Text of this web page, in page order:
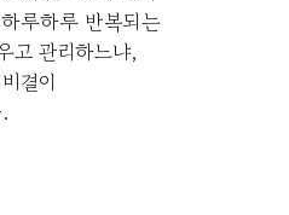
루하루 반복되는
고 관리하느냐,
결이